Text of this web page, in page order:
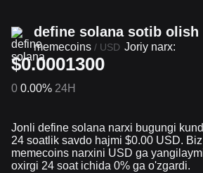
define solana sotib olish
memecoins / USD Joriy narx:
$0.0001300
0 0.00% 24H
Jonli define solana narxi bugungi
24 soatlik savdo hajmi $0.00 USD.
memecoins narxini USD ga
oxirgi 24 soat ichida 0% ga o'zgardi.